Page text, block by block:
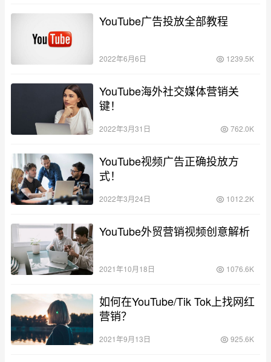
YouTube广告投放全部教程
2022年6月6日 1239.5K
YouTube海外社交媒体营销关
键！
2022年3月31日 762.0K
YouTube视频广告正确投放方
式！
2022年3月24日 1012.2K
YouTube外贸营销视频创意解析
2021年10月18日 1076.6K
如何在YouTube/Tik Tok上找网红
营销？
2021年9月13日 925.6K